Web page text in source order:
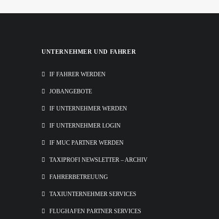
UNTERNEHMER UND FAHRER
IF FAHRER WERDEN
JOBANGEBOTE
IF UNTERNEHMER WERDEN
IF UNTERNEHMER LOGIN
IF MUC PARTNER WERDEN
TAXIPROFI NEWSLETTER – ARCHIV
FAHRERBETREUUNG
TAXIUNTERNEHMER SERVICES
FLUGHAFEN PARTNER SERVICES